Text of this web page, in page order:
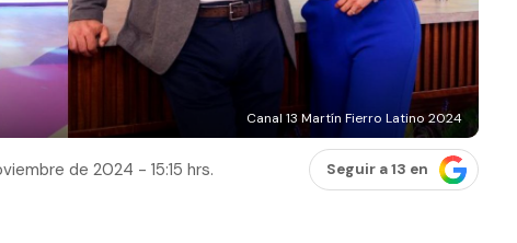
Canal 13 Martín Fierro Latino 2024
de 2024 - 15:15 hrs. Seguir a 13 en